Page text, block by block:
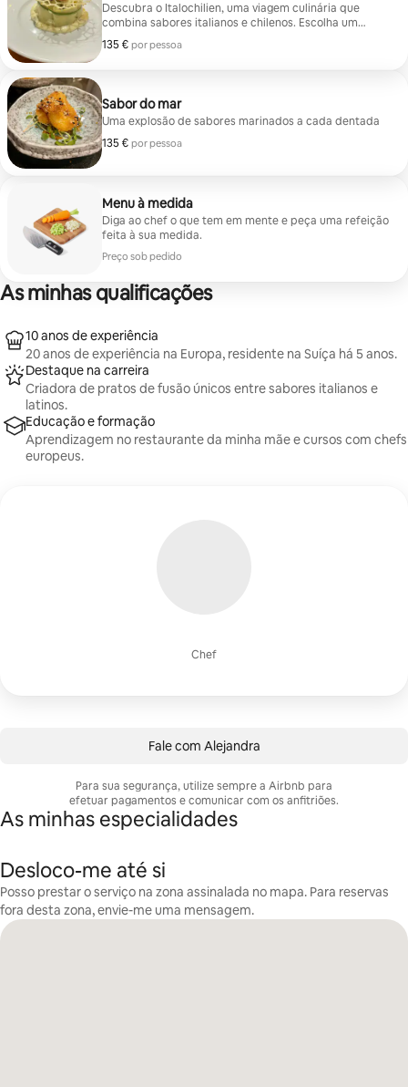
Descubra o Italochilien, uma viagem culinária que
combina sabores italianos e chilenos. Escolha um
aperitivo refinado, um primeiro prato saboroso, um
prato principal generoso e termine com uma
135 € por pessoa
135 € por pessoa
Sabor do mar
Uma explosão de sabores marinados a cada dentada
135 € por pessoa
135 € por pessoa
Menu à medida
Diga ao chef o que tem em mente e peça uma refeição
feita à sua medida.
Preço sob pedido
As minhas qualificações
Chef
10 anos de experiência
20 anos de experiência na Europa, residente na Suíça há 5 anos.
Destaque na carreira
Criadora de pratos de fusão únicos entre sabores italianos e
latinos.
Educação e formação
Aprendizagem no restaurante da minha mãe e cursos com chefs
europeus.
Fale com Alejandra
Para sua segurança, utilize sempre a Airbnb para
efetuar pagamentos e comunicar com os anfitriões.
As minhas especialidades
Desloco-me até si
Posso prestar o serviço na zona assinalada no mapa. Para reservas
fora desta zona, envie-me uma mensagem.